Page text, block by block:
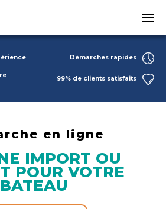
principal
Démarches rapides
99% de clients satisfaits
en ligne
IMPORT OU
POUR VOTRE
BATEAU